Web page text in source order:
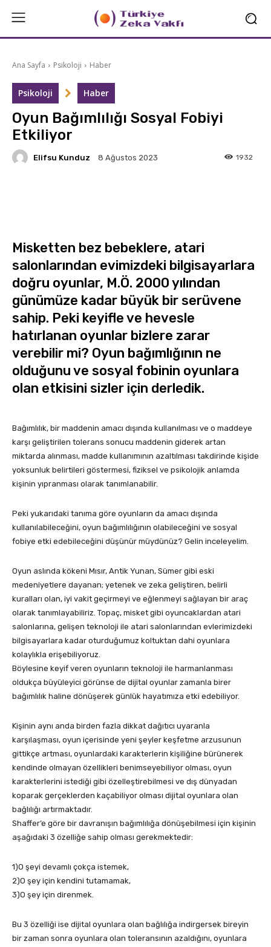
Ana Sayfa Psikoloji Haber
Psikoloji Haber
Oyun Bağımlılığı Sosyal Fobiyi
Etkiliyor
Elifsu Kunduz 8 Ağustos 2023 1932
Misketten bez bebeklere, atari
salonlarından evimizdeki bilgisayarlara
doğru oyunlar, M.Ö. 2000 yılından
günümüze kadar büyük bir serüvene
sahip. Peki keyifle ve hevesle
hatırlanan oyunlar bizlere zarar
verebilir mi? Oyun bağımlığının ne
olduğunu ve sosyal fobinin oyunlara
olan etkisini sizler için derledik.
Bağımlılık, bir maddenin amacı dışında kullanılması ve o maddeye
karşı geliştirilen tolerans sonucu maddenin giderek artan
miktarda alınması, madde kullanımının azaltılması takdirinde kişide
yoksunluk belirtileri göstermesi, fiziksel ve psikolojik anlamda
kişinin yıpranması olarak tanımlanabilir.
Peki yukarıdaki tanıma göre oyunların da amacı dışında
kullanılabileceğini, oyun bağımlılığının olabileceğini ve sosyal
fobiye etki edebileceğini düşünür müydünüz? Gelin inceleyelim.
Oyun aslında kökeni Mısır, Antik Yunan, Sümer gibi eski
medeniyetlere dayanan; yetenek ve zeka geliştiren, belirli
kuralları olan, iyi vakit geçirmeyi ve eğlenmeyi sağlayan bir araç
olarak tanımlayabiliriz. Topaç, misket gibi oyuncaklardan atari
salonlarına, gelişen teknoloji ile atari salonlarından evlerimizdeki
bilgisayarlara kadar oturduğumuz koltuktan dahi oyunlara
kolaylıkla erişebiliyoruz.
Böylesine keyif veren oyunların teknoloji ile harmanlanması
oldukça büyüleyici görünse de dijital oyunlar zamanla birer
bağımlılık haline dönüşerek günlük hayatımıza etki edebiliyor.
Kişinin aynı anda birden fazla dikkat dağıtıcı uyaranla
karşılaşması, oyun içerisinde yeni şeyler keşfetme arzusunun
gittikçe artması, oyunlardaki karakterlerin kişiliğine bürünerek
kendinde olmayan özellikleri benimseyebiliyor olması, oyun
karakterlerini istediği gibi özelleştirebilmesi ve dış dünyadan
koparak gerçeklerden kaçabiliyor olması dijital oyunlara olan
bağlılığı artırmaktadır.
Shaffer’e göre bir davranışın bağımlılığa dönüşebilmesi için kişinin
aşağıdaki 3 özelliğe sahip olması gerekmektedir:
1)O şeyi devamlı çokça istemek,
2)O şey için kendini tutamamak,
3)O şey için direnmek.
Bu 3 özelliği ise dijital oyunlara olan bağlılığa indirgersek bireyin
bir zaman sonra oyunlara olan toleransının azaldığını, oyunlara